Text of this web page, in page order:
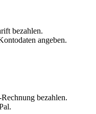
bezahlen.
angeben.
bezahlen.